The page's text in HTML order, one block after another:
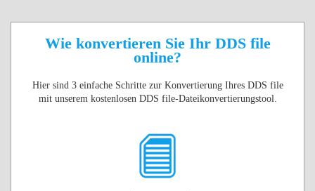
Wie konvertieren Sie Ihr DDS file
online?
Hier sind 3 einfache Schritte zur Konvertierung Ihres DDS file
mit unserem kostenlosen DDS file-Dateikonvertierungstool.